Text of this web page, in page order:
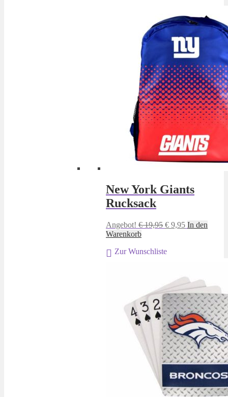
New York Giants
Rucksack
Angebot! €19,95 Ursprünglicher
€ 19,95
€ 9,95Aktueller
In den
Warenkorb
Zur Wunschliste